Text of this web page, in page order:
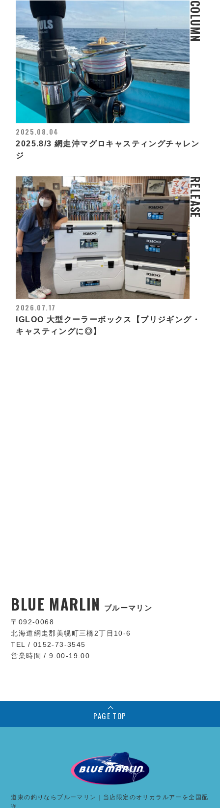
COLUMN
2025.08.04
2025.8/3 網走沖マグロキャスティングチャレン
ジ
RELEASE
2026.07.17
IGLOO 大型クーラーボックス【ブリジギング・
キャスティングに◎】
BLUE MARLIN ブルーマリン
〒092-0068
北海道網走郡美幌町三橋2丁目10-6
TEL / 0152-73-3545
営業時間 / 9:00-19:00
PAGE TOP
道東の釣りならブルーマリン｜当店限定のオリカラルアーを全国配